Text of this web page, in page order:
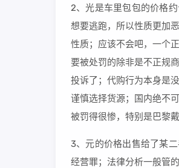
2、光是车里包包的价格
想要逃跑，所以性质更加
性质；应该不会吧，一个
要被处罚的除非是不正规
投诉了；代购行为本身是
谨慎选择货源；国内绝不
被罚得很惨，特别是巴黎
3、元的价格出售给了某
经营罪；法律分析一般管